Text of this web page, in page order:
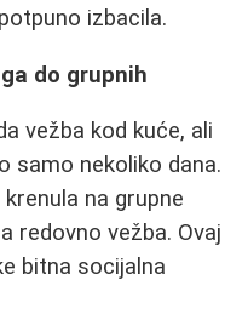
izbacila.
do grupnih
vežba kod kuće, ali
samo nekoliko dana.
na grupne
redovno vežba. Ovaj
bitna socijalna